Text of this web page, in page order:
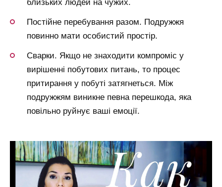
близьких людей на чужих.
Постійне перебування разом. Подружжя
повинно мати особистий простір.
Сварки. Якщо не знаходити компроміс у
вирішенні побутових питань, то процес
притирання у побуті затягнеться. Між
подружжям виникне певна перешкода, яка
повільно руйнує ваші емоції.